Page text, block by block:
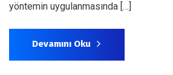
yöntemin uygulanmasında […]
Devamını Oku